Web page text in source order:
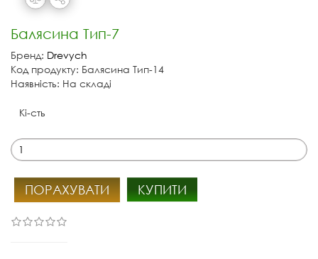
Балясина Тип-7
Бренд: Drevych
Код продукту: Балясина Тип-14
Наявність: На складі
Кі-сть
ПОРАХУВАТИ КУПИТИ